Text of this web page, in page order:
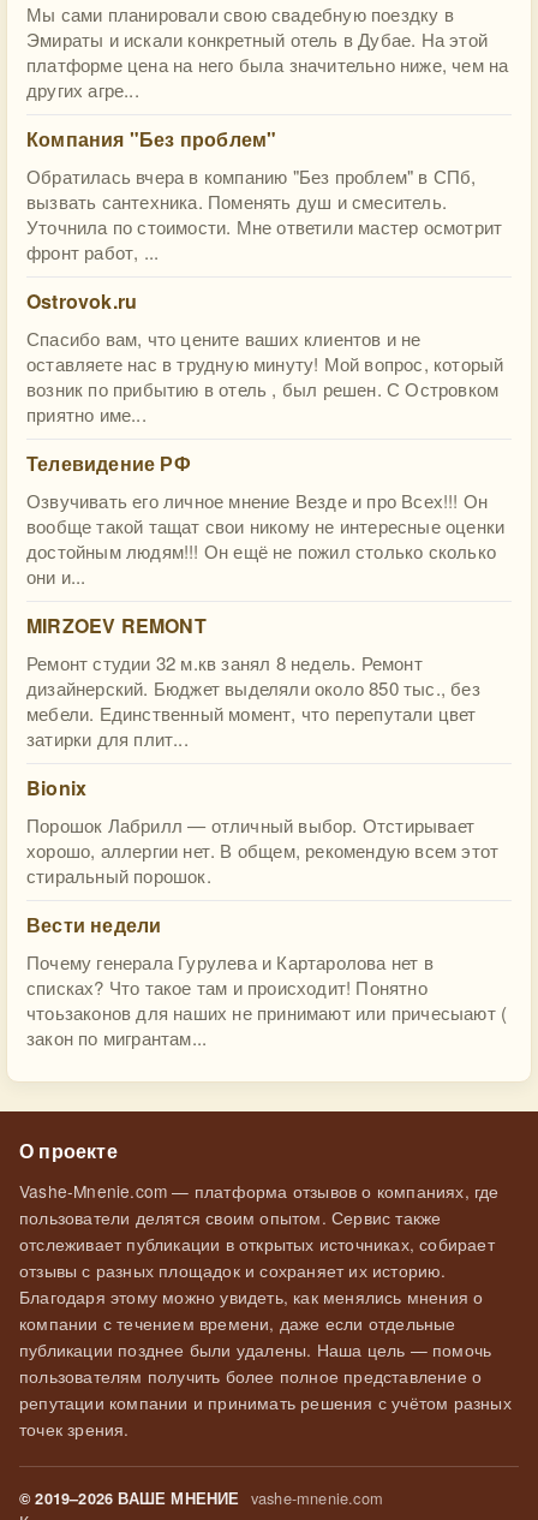
Мы сами планировали свою свадебную поездку в
Эмираты и искали конкретный отель в Дубае. На этой
платформе цена на него была значительно ниже, чем на
других агре...
Компания "Без проблем"
Обратилась вчера в компанию "Без проблем" в СПб,
вызвать сантехника. Поменять душ и смеситель.
Уточнила по стоимости. Мне ответили мастер осмотрит
фронт работ, ...
Ostrovok.ru
Спасибо вам, что цените ваших клиентов и не
оставляете нас в трудную минуту! Мой вопрос, который
возник по прибытию в отель , был решен. С Островком
приятно име...
Телевидение РФ
Озвучивать его личное мнение Везде и про Всех!!! Он
вообще такой тащат свои никому не интересные оценки
достойным людям!!! Он ещё не пожил столько сколько
они и...
MIRZOEV REMONT
Ремонт студии 32 м.кв занял 8 недель. Ремонт
дизайнерский. Бюджет выделяли около 850 тыс., без
мебели. Единственный момент, что перепутали цвет
затирки для плит...
Bionix
Порошок Лабрилл — отличный выбор. Отстирывает
хорошо, аллергии нет. В общем, рекомендую всем этот
стиральный порошок.
Вести недели
Почему генерала Гурулева и Картаролова нет в
списках? Что такое там и происходит! Понятно
чтоьзаконов для наших не принимают или причесыают (
закон по мигрантам...
О проекте
Vashe-Mnenie.com — платформа отзывов о компаниях, где
пользователи делятся своим опытом. Сервис также
отслеживает публикации в открытых источниках, собирает
отзывы с разных площадок и сохраняет их историю.
Благодаря этому можно увидеть, как менялись мнения о
компании с течением времени, даже если отдельные
публикации позднее были удалены. Наша цель — помочь
пользователям получить более полное представление о
репутации компании и принимать решения с учётом разных
точек зрения.
© 2019–2026 ВАШЕ МНЕНИЕ vashe-mnenie.com